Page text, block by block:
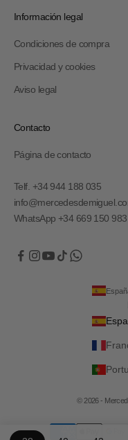
Información legal
Condiciones de compra
Privacidad y cookies
Aviso legal
Contacto
Página de contacto
Telf. +34 944 188 035
WhatsApp +34 669 150 983
© 2026 -